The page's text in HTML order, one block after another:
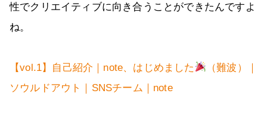
性でクリエイティブに向き合うことができたんですよ
ね。
【vol.1】自己紹介｜note、はじめました
（難波）｜
ソウルドアウト｜SNSチーム｜note